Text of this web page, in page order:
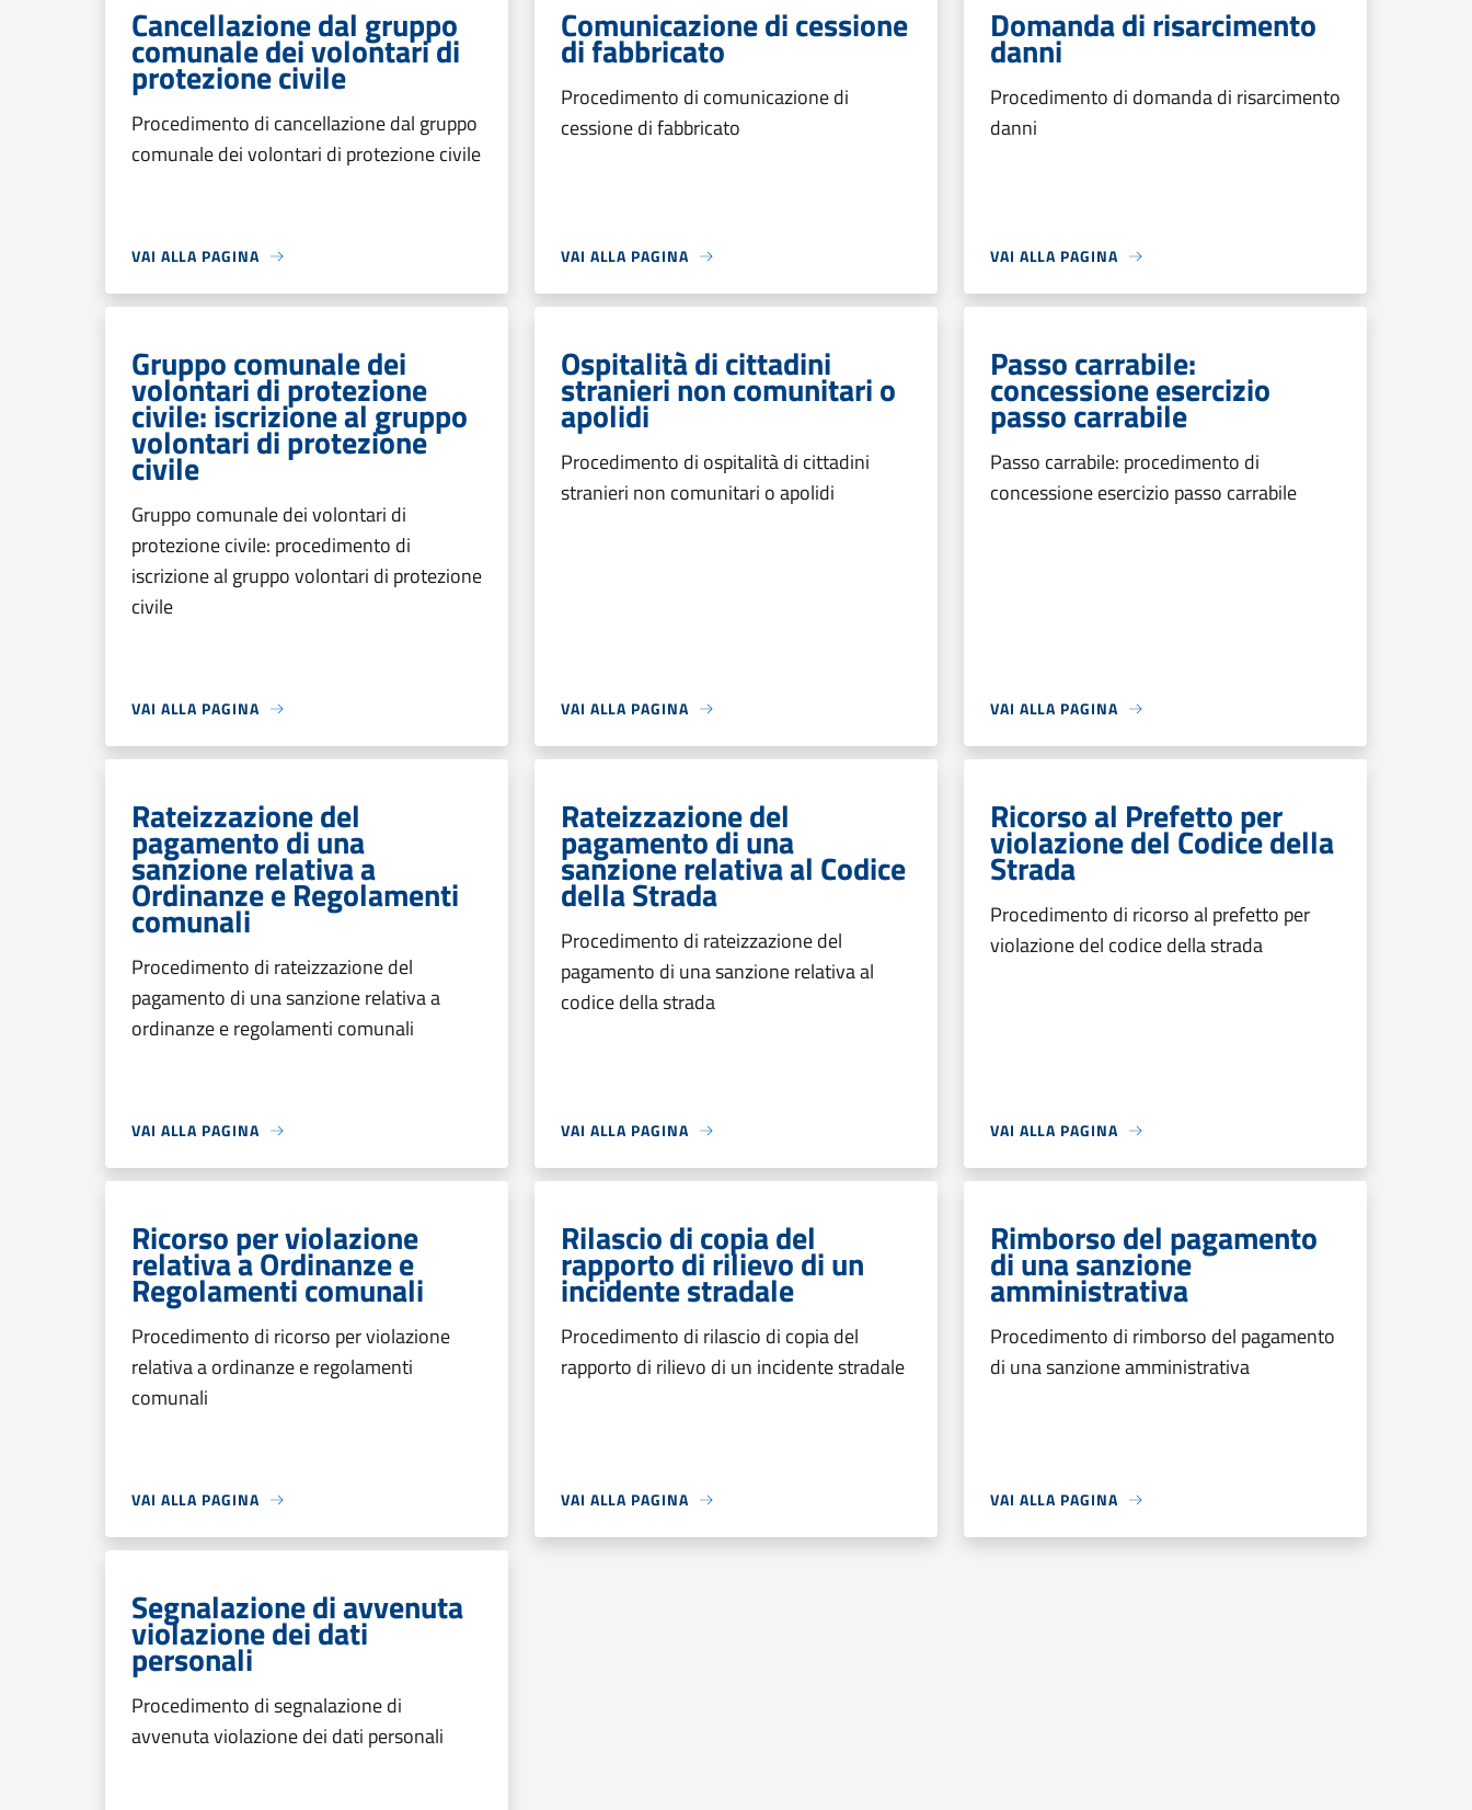
Cancellazione dal gruppo
comunale dei volontari di
protezione civile
Procedimento di cancellazione dal gruppo
comunale dei volontari di protezione civile
VAI ALLA PAGINA
Comunicazione di cessione
di fabbricato
Procedimento di comunicazione di
cessione di fabbricato
VAI ALLA PAGINA
Domanda di risarcimento
danni
Procedimento di domanda di risarcimento
danni
VAI ALLA PAGINA
Gruppo comunale dei
volontari di protezione
civile: iscrizione al gruppo
volontari di protezione
civile
Gruppo comunale dei volontari di
protezione civile: procedimento di
iscrizione al gruppo volontari di protezione
civile
VAI ALLA PAGINA
Ospitalità di cittadini
stranieri non comunitari o
apolidi
Procedimento di ospitalità di cittadini
stranieri non comunitari o apolidi
VAI ALLA PAGINA
Passo carrabile:
concessione esercizio
passo carrabile
Passo carrabile: procedimento di
concessione esercizio passo carrabile
VAI ALLA PAGINA
Rateizzazione del
pagamento di una
sanzione relativa a
Ordinanze e Regolamenti
comunali
Procedimento di rateizzazione del
pagamento di una sanzione relativa a
ordinanze e regolamenti comunali
VAI ALLA PAGINA
Rateizzazione del
pagamento di una
sanzione relativa al Codice
della Strada
Procedimento di rateizzazione del
pagamento di una sanzione relativa al
codice della strada
VAI ALLA PAGINA
Ricorso al Prefetto per
violazione del Codice della
Strada
Procedimento di ricorso al prefetto per
violazione del codice della strada
VAI ALLA PAGINA
Ricorso per violazione
relativa a Ordinanze e
Regolamenti comunali
Procedimento di ricorso per violazione
relativa a ordinanze e regolamenti
comunali
VAI ALLA PAGINA
Rilascio di copia del
rapporto di rilievo di un
incidente stradale
Procedimento di rilascio di copia del
rapporto di rilievo di un incidente stradale
VAI ALLA PAGINA
Rimborso del pagamento
di una sanzione
amministrativa
Procedimento di rimborso del pagamento
di una sanzione amministrativa
VAI ALLA PAGINA
Segnalazione di avvenuta
violazione dei dati
personali
Procedimento di segnalazione di
avvenuta violazione dei dati personali